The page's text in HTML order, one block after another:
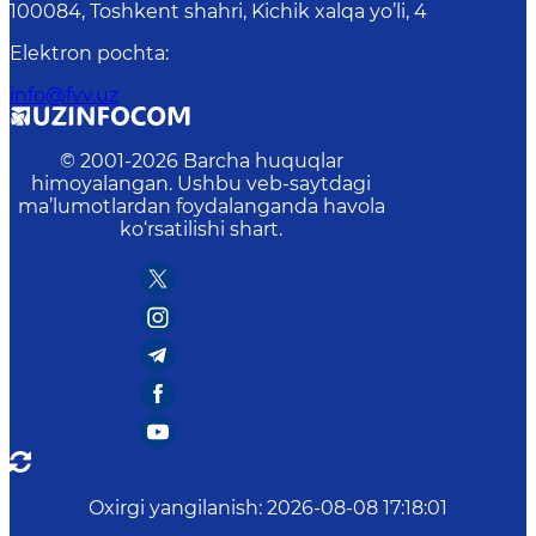
100084, Toshkent shahri, Kichik xalqa yo’li, 4
Elektron pochta:
info@fvv.uz
© 2001-2026 Barcha huquqlar
himoyalangan. Ushbu veb-saytdagi
ma’lumotlardan foydalanganda havola
ko‘rsatilishi shart.
Oxirgi yangilanish: 2026-08-08 17:18:01